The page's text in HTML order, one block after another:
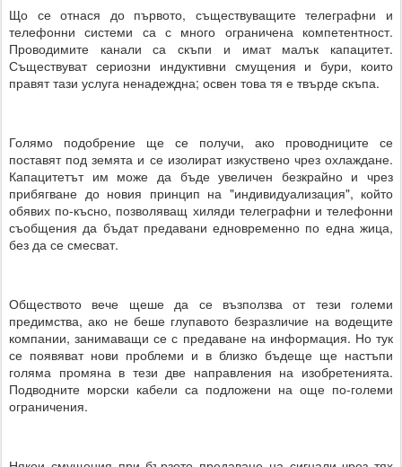
Що се отнася до първото, съществуващите телеграфни и
телефонни системи са с много ограничена компетентност.
Проводимите канали са скъпи и имат малък капацитет.
Съществуват сериозни индуктивни смущения и бури, които
правят тази услуга ненадеждна; освен това тя е твърде скъпа.
Голямо подобрение ще се получи, ако проводниците се
поставят под земята и се изолират изкуствено чрез охлаждане.
Капацитетът им може да бъде увеличен безкрайно и чрез
прибягване до новия принцип на "индивидуализация", който
обявих по-късно, позволяващ хиляди телеграфни и телефонни
съобщения да бъдат предавани едновременно по една жица,
без да се смесват.
Обществото вече щеше да се възползва от тези големи
предимства, ако не беше глупавото безразличие на водещите
компании, занимаващи се с предаване на информация. Но тук
се появяват нови проблеми и в близко бъдеще ще настъпи
голяма промяна в тези две направления на изобретенията.
Подводните морски кабели са подложени на още по-големи
ограничения.